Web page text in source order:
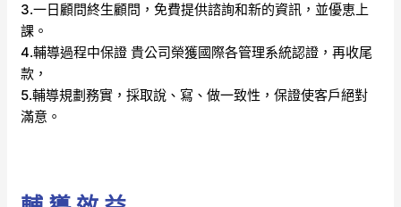
3.一日顧問終生顧問，免費提供諮詢和新的資訊，並優恵上
課。
4.輔導過程中保證 貴公司榮獲國際各管理系統認證，再收尾
款，
5.輔導規劃務實，採取說、寫、做一致性，保證使客戶絕對
滿意。